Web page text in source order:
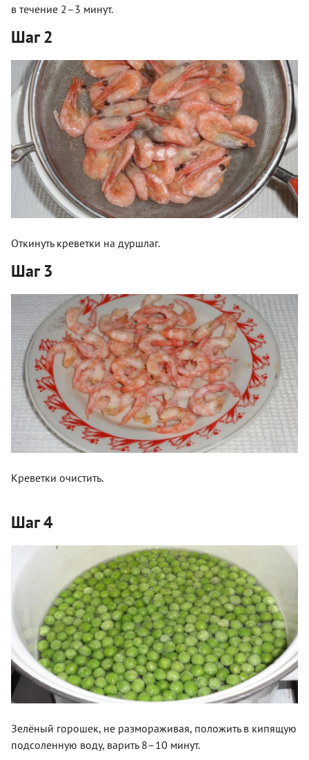
в течение 2–3 минут.
Шаг 2
Откинуть креветки на дуршлаг.
Шаг 3
Креветки очистить.
Шаг 4
Зелёный горошек, не размораживая, положить в кипящую
подсоленную воду, варить 8–10 минут.